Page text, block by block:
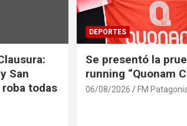
San
todas
DEPORTES
Se presentó la
running “Quonam
06/08/2026 FM